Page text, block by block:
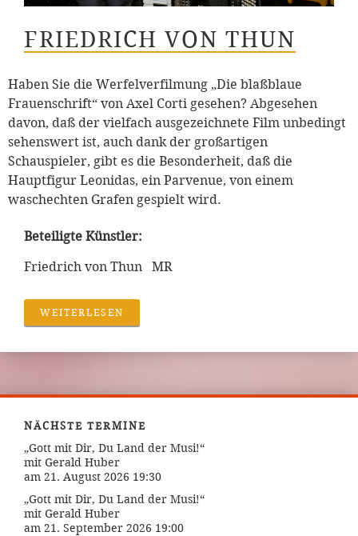
FRIEDRICH VON THUN
Haben Sie die Werfelverfilmung „Die blaßblaue
Frauenschrift“ von Axel Corti gesehen? Abgesehen
davon, daß der vielfach ausgezeichnete Film unbedingt
sehenswert ist, auch dank der großartigen
Schauspieler, gibt es die Besonderheit, daß die
Hauptfigur Leonidas, ein Parvenue, von einem
waschechten Grafen gespielt wird.
Beteiligte Künstler:
Friedrich von Thun MR
WEITERLESEN
NÄCHSTE TERMINE
„Gott mit Dir, Du Land der Musi!“
mit Gerald Huber
am 21. August 2026 19:30
„Gott mit Dir, Du Land der Musi!“
mit Gerald Huber
am 21. September 2026 19:00